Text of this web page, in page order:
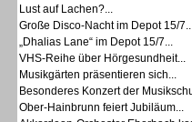
Lust auf Lachen?...
Große Disco-Nacht im Depot 15/
„Dhalias Lane“ im Depot 15/7...
VHS-Reihe über Hörgesundheit...
Musikgärten präsentieren sich...
Besonderes Konzert der
Ober-Hainbrunn feiert Jubiläum...